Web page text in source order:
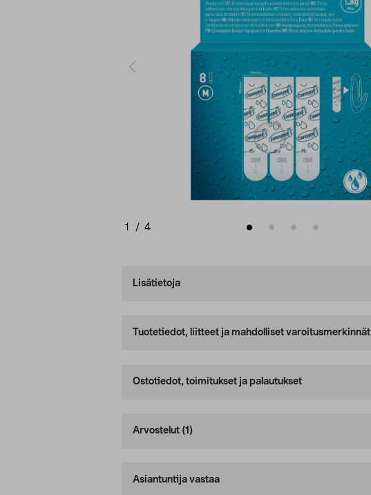
1 / 4
Lisätietoja
Tuotetiedot, liitteet ja mahdolliset varoitusmerkinnät
Ostotiedot, toimitukset ja palautukset
Arvostelut (1)
Asiantuntija vastaa